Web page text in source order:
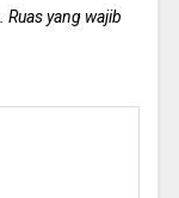
Ruas yang wajib